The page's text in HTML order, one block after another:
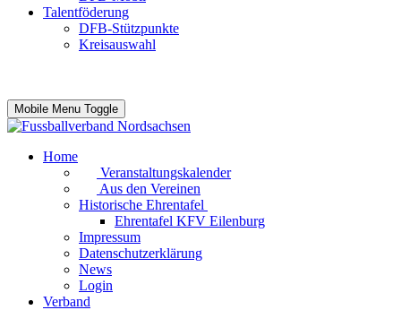
Talentföderung
DFB-Stützpunkte
Kreisauswahl
Mobile Menu Toggle
Home
Veranstaltungskalender
Aus den Vereinen
Historische Ehrentafel
Ehrentafel KFV Eilenburg
Impressum
Datenschutzerklärung
News
Login
Verband